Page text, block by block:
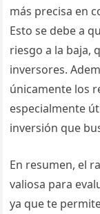
más precisa en
Esto se debe a
riesgo a la baja,
inversores.
únicamente los
especialmente
inversión que
En resumen, el
valiosa para
ya que te